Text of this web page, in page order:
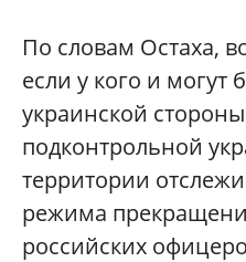
По словам Остаха,
если у кого и могут
украинской
подконтрольной
территории
режима
российских